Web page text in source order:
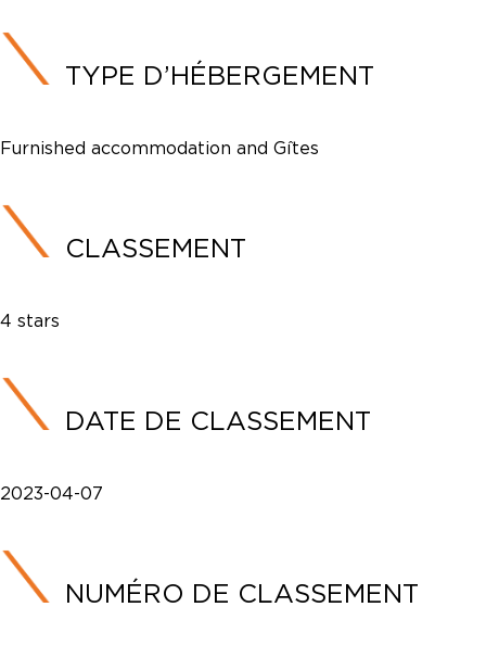
TYPE D’HÉBERGEMENT
Furnished accommodation and Gîtes
CLASSEMENT
4 stars
DATE DE CLASSEMENT
2023-04-07
NUMÉRO DE CLASSEMENT